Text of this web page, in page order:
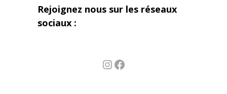
Rejoignez nous sur les réseaux
sociaux :
InstagramFacebook